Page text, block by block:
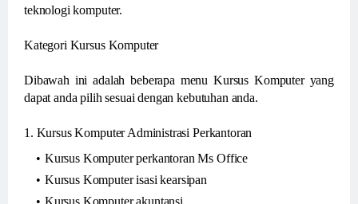
teknologi komputer.
Kategori Kursus Komputer
Dibawah ini adalah beberapa menu Kursus Komputer yang
dapat anda pilih sesuai dengan kebutuhan anda.
1. Kursus Komputer Administrasi Perkantoran
Kursus Komputer perkantoran Ms Office
Kursus Komputer isasi kearsipan
Kursus Komputer akuntansi